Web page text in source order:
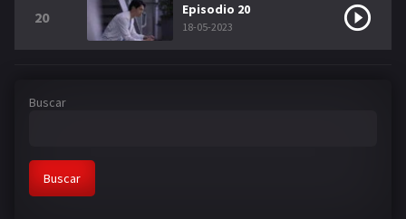
20 Episodio 20
18-05-2023
Buscar
Buscar